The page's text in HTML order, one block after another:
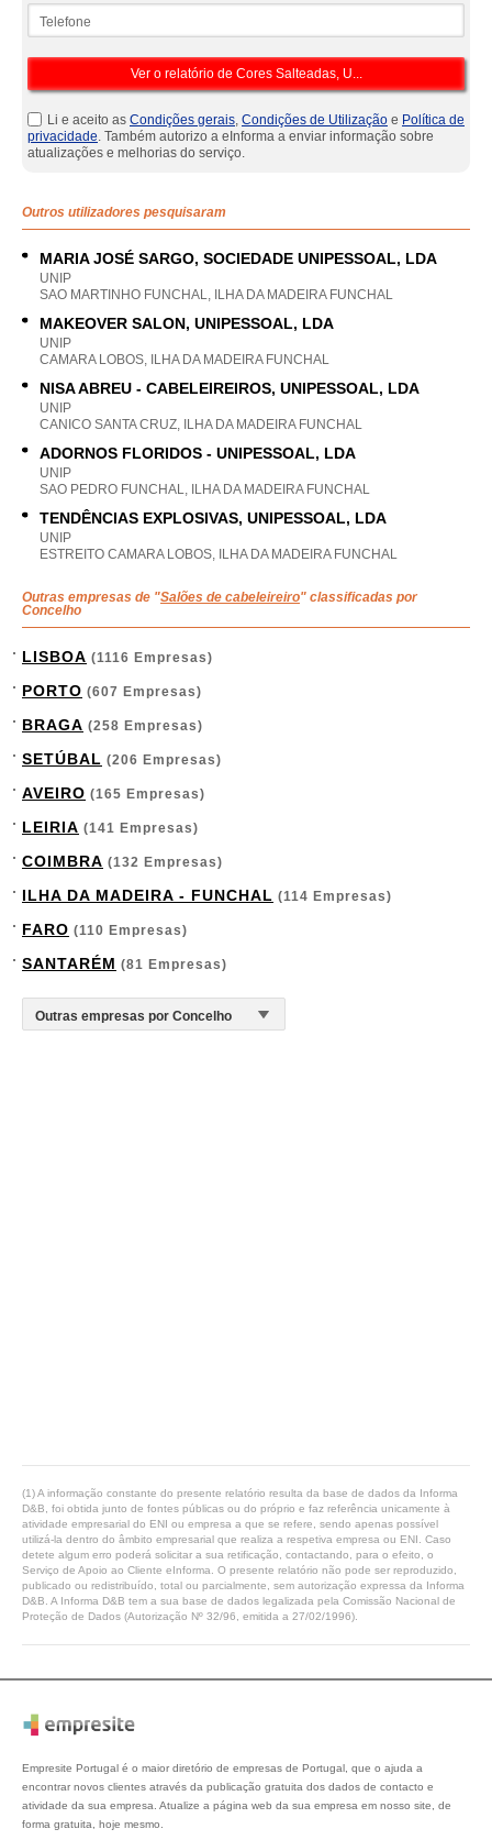
Li e aceito as Condições gerais, Condições de Utilização e Política de
privacidade. Também autorizo a eInforma a enviar informação sobre
atualizações e melhorias do serviço.
Outros utilizadores pesquisaram
MARIA JOSÉ SARGO, SOCIEDADE UNIPESSOAL, LDA
UNIP
SAO MARTINHO FUNCHAL, ILHA DA MADEIRA FUNCHAL
MAKEOVER SALON, UNIPESSOAL, LDA
UNIP
CAMARA LOBOS, ILHA DA MADEIRA FUNCHAL
NISA ABREU - CABELEIREIROS, UNIPESSOAL, LDA
UNIP
CANICO SANTA CRUZ, ILHA DA MADEIRA FUNCHAL
ADORNOS FLORIDOS - UNIPESSOAL, LDA
UNIP
SAO PEDRO FUNCHAL, ILHA DA MADEIRA FUNCHAL
TENDÊNCIAS EXPLOSIVAS, UNIPESSOAL, LDA
UNIP
ESTREITO CAMARA LOBOS, ILHA DA MADEIRA FUNCHAL
Outras empresas de "Salões de cabeleireiro" classificadas por
Concelho
LISBOA (1116 Empresas)
PORTO (607 Empresas)
BRAGA (258 Empresas)
SETÚBAL (206 Empresas)
AVEIRO (165 Empresas)
LEIRIA (141 Empresas)
COIMBRA (132 Empresas)
ILHA DA MADEIRA - FUNCHAL (114 Empresas)
FARO (110 Empresas)
SANTARÉM (81 Empresas)
(1) A informação constante do presente relatório resulta da base de dados da Informa
D&B, foi obtida junto de fontes públicas ou do próprio e faz referência unicamente à
atividade empresarial do ENI ou empresa a que se refere, sendo apenas possível
utilizá-la dentro do âmbito empresarial que realiza a respetiva empresa ou ENI. Caso
detete algum erro poderá solicitar a sua retificação, contactando, para o efeito, o
Serviço de Apoio ao Cliente eInforma. O presente relatório não pode ser reproduzido,
publicado ou redistribuído, total ou parcialmente, sem autorização expressa da Informa
D&B. A Informa D&B tem a sua base de dados legalizada pela Comissão Nacional de
Proteção de Dados (Autorização Nº 32/96, emitida a 27/02/1996).
Empresite Portugal é o maior diretório de empresas de Portugal, que o ajuda a
encontrar novos clientes através da publicação gratuita dos dados de contacto e
atividade da sua empresa. Atualize a página web da sua empresa em nosso site, de
forma gratuita, hoje mesmo.